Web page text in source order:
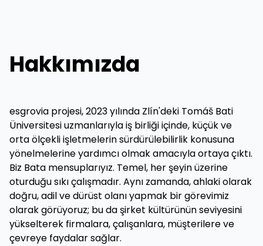
Hakkımızda
esgrovia projesi, 2023 yılında Zlín'deki Tomáš Bati
Üniversitesi uzmanlarıyla iş birliği içinde, küçük ve
orta ölçekli işletmelerin sürdürülebilirlik konusuna
yönelmelerine yardımcı olmak amacıyla ortaya çıktı.
Biz Bata mensuplarıyız. Temel, her şeyin üzerine
oturduğu sıkı çalışmadır. Aynı zamanda, ahlaki olarak
doğru, adil ve dürüst olanı yapmak bir görevimiz
olarak görüyoruz; bu da şirket kültürünün seviyesini
yükselterek firmalara, çalışanlara, müşterilere ve
çevreye faydalar sağlar.